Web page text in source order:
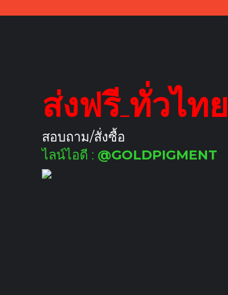
ส่งฟรี ทั่วไทย
สอบถาม/สั่งซื้อ
ไลน์ไอดี : @GOLDPIGMENT